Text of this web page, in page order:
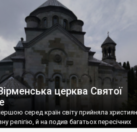
«повстяками» (postaki)…” “Вино. Крим
відмінне вино і його вдосталь: воно все
і дуже […]
церква Святої
серед країн світу прийняла
релігію, й на подив багатьох пересічних